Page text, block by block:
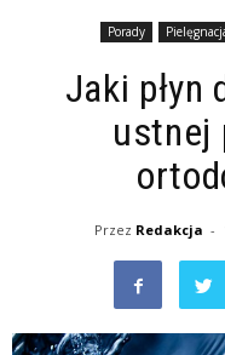
Porady
Jaki płyn
ustnej
Przez Redakcja -